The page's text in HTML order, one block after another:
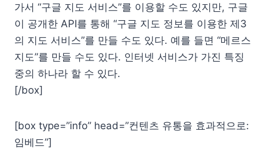
가서 “구글 지도 서비스”를 이용할 수도 있지만, 구글
이 공개한 API를 통해 “구글 지도 정보를 이용한 제3
의 지도 서비스”를 만들 수도 있다. 예를 들면 “메르스
지도”를 만들 수도 있다. 인터넷 서비스가 가진 특징
중의 하나라 할 수 있다.
[/box]
[box type=”info” head=”컨텐츠 유통을 효과적으로:
임베드”]